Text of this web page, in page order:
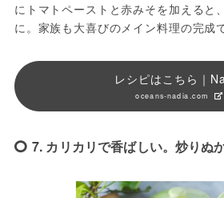
にトマトペーストと赤みそを加えると
に。家族も大喜びのメイン料理の完成
レシピはこちら｜
oceans-nadia.com
7. カリカリで香ばしい。炒りぬ